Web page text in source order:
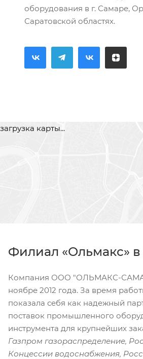
оборудования в г. Самаре,
Саратовской областях.
загрузка карты...
Филиал «Ольмакс»
Компания ООО "ОЛЬМАКС-
ноябре 2012 года. За время
показала себя как надежный
поставок промышленного
инструмента для крупнейших
Газпром газораспределение,
Концессии водоснабжения,